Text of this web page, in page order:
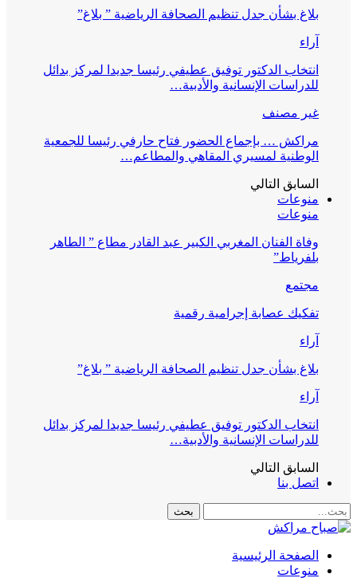
بلاغ بشأن جدل تنظيم الصحافة الرياضية ” بلاغ”
آراء
انتخاب الدكتور توفيق عطيفي رئيسا جديدا لمركز بدائل
للدراسات الإنسانية والأدبية…
غير مصنف
مراكش … بإجماع الحضور فتاح حارفي رئيسا للجمعية
الوطنية لمسيري المقاهي والمطاعم…
السابق التالي
منوعات
منوعات
وفاة الفنان المغربي الكبير عبد القادر مطاع ” الطاهر
بلفرياط”
مجتمع
تفكيك عصابة إجرامية رقمية
آراء
بلاغ بشأن جدل تنظيم الصحافة الرياضية ” بلاغ”
آراء
انتخاب الدكتور توفيق عطيفي رئيسا جديدا لمركز بدائل
للدراسات الإنسانية والأدبية…
السابق التالي
اتصل بنا
الصفحة الرئيسية
منوعات